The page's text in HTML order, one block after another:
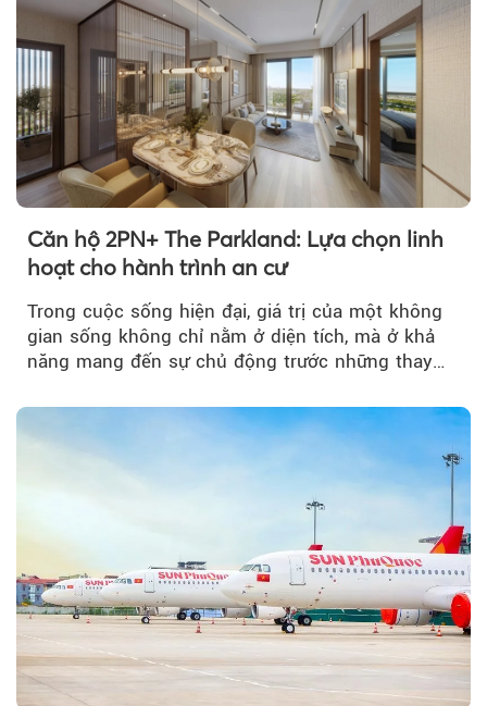
Căn hộ 2PN+ The Parkland: Lựa chọn linh
hoạt cho hành trình an cư
Trong cuộc sống hiện đại, giá trị của một không
gian sống không chỉ nằm ở diện tích, mà ở khả
năng mang đến sự chủ động trước những thay